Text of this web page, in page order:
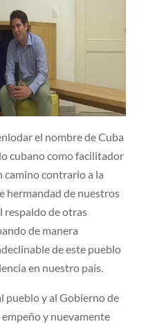
el nombre de Cuba
cubano como facilitador
camino contrario a la
hermandad de nuestros
respaldo de otras
de manera
de este pueblo
en nuestro país.
pueblo y al Gobierno de
y nuevamente